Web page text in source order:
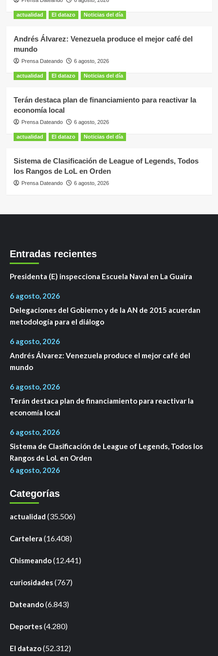
actualidad El datazo Noticias del día
Andrés Álvarez: Venezuela produce el mejor café del
mundo
Prensa Dateando 6 agosto, 2026
actualidad El datazo Noticias del día
Terán destaca plan de financiamiento para reactivar la
economía local
Prensa Dateando 6 agosto, 2026
actualidad El datazo Noticias del día
Sistema de Clasificación de League of Legends, Todos
los Rangos de LoL en Orden
Prensa Dateando 6 agosto, 2026
Entradas recientes
Presidenta (E) inspecciona Escuela Naval en La Guaira
6 agosto, 2026
Delegaciones del Gobierno y de la AN de 2015 acuerdan
metodología para el diálogo
6 agosto, 2026
Andrés Álvarez: Venezuela produce el mejor café del
mundo
6 agosto, 2026
Terán destaca plan de financiamiento para reactivar la
economía local
6 agosto, 2026
Sistema de Clasificación de League of Legends, Todos los
Rangos de LoL en Orden
6 agosto, 2026
Categorías
actualidad (35.506)
Cartelera (16.408)
Chismeando(12.441)
curiosidades(767)
Dateando(6.843)
Deportes(4.280)
El datazo(52.312)